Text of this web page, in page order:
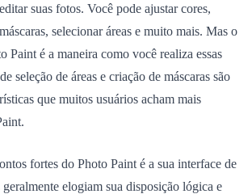
suas fotos. Você pode ajustar cores,
selecionar áreas e muito mais. Mas o
Paint é a maneira como você realiza essas
seleção de áreas e criação de máscaras são
que muitos usuários acham mais
fortes do Photo Paint é a sua interface de
elogiam sua disposição lógica e